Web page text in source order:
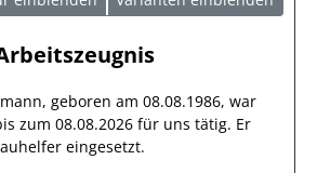
, geboren am 08.08.1986, war
zum 08.08.2026 für uns tätig. Er
eingesetzt.